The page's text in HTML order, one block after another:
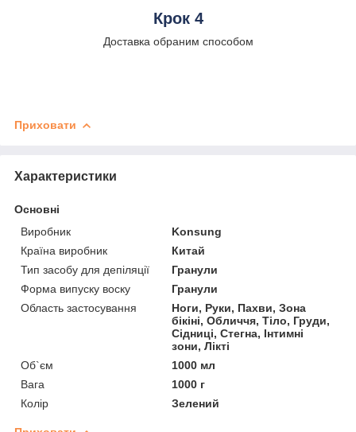
Крок 4
Доставка обраним способом
Приховати
Характеристики
Основні
Виробник
Konsung
Країна виробник
Китай
Тип засобу для депіляції
Гранули
Форма випуску воску
Гранули
Область застосування
Ноги, Руки, Пахви, Зона
бікіні, Обличчя, Тіло, Груди,
Сідниці, Стегна, Інтимні
зони, Лікті
Об`єм
1000 мл
Вага
1000 г
Колір
Зелений